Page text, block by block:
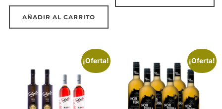
original actual
AÑADIR AL CARRITO
¡Oferta! ¡Oferta!